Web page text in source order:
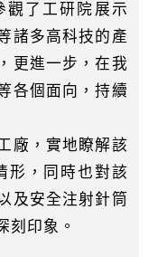
觀了工研院展示
諸多高科技的產
更進一步，在我
各個面向，持續
廠，實地瞭解該
形，同時也對該
及安全注射針筒
刻印象。